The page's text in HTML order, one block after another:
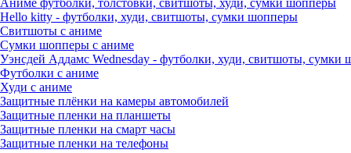
Аниме футболки, толстовки, свитшоты, худи, сумки шопперы
Hello kitty - футболки, худи, свитшоты, сумки шопперы
Свитшоты с аниме
Сумки шопперы с аниме
Уэнсдей Аддамс Wednesday - футболки, худи, свитшоты, сумки
Футболки с аниме
Худи с аниме
Защитные плёнки на камеры автомобилей
Защитные пленки на планшеты
Защитные пленки на смарт часы
Защитные пленки на телефоны